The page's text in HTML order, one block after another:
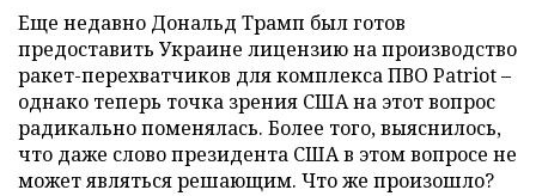
Еще недавно Дональд Трамп был готов
предоставить Украине лицензию на производство
ракет-перехватчиков для комплекса ПВО Patriot –
однако теперь точка зрения США на этот вопрос
радикально поменялась. Более того, выяснилось,
что даже слово президента США в этом вопросе не
может являться решающим. Что же произошло?